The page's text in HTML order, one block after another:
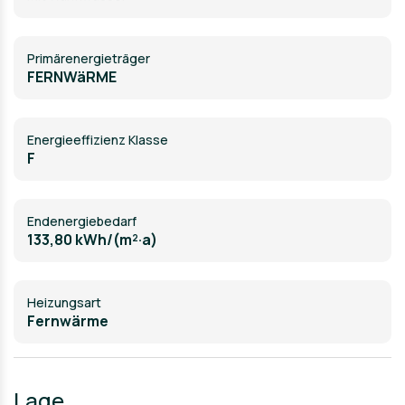
Primärenergieträger
FERNWäRME
Energieeffizienz Klasse
F
Endenergiebedarf
133,80 kWh/(m²·a)
Heizungsart
Fernwärme